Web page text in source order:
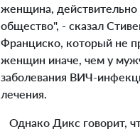
женщина, действительно
общество", - сказал
Франциско, который не
женщин иначе, чем у
заболевания ВИЧ-
лечения.
Однако Дикс говорит,